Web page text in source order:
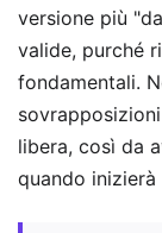
versione più
valide, purché
fondamentali.
libera, così da
quando